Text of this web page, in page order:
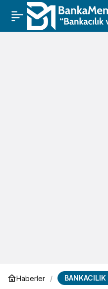
Haberler BANKACILIK
Vergi sisteminin önemli